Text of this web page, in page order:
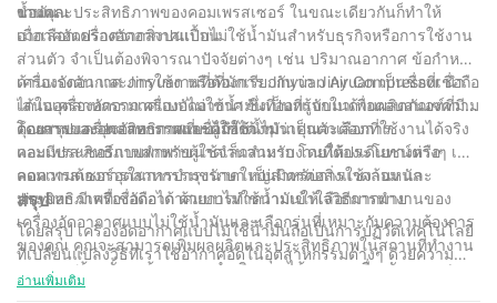
น้ำมัน
งานและประสิทธิภาพของคอมเพรสเซอร์ ในขณะเดียวกันก็ทำให้
อากาศอัดปราศจากสิ่งปนเปื้อน
ของคุณ
เมื่อเลือกเครื่องอัดอากาศแบบไม่ใช้น้ำมันสำหรับธุรกิจหรือการใช้งาน
ส่วนตัว จำเป็นต้องพิจารณาปัจจัยต่างๆ เช่น ปริมาณอากาศ ข้อกำหนด
ด้านแรงดัน และการใช้งานที่ต้องการ Jinyuan Air Compressor นำ
เสนอเครื่องอัดอากาศแบบไม่ใช้น้ำมันที่ออกแบบมาเพื่อตอบสนองความ
ต้องการของอุตสาหกรรมและผู้ใช้ต่างๆ
เครื่องอัดอากาศ Jinyuan หรือที่มักเรียกกันว่า Jinyuan เป็นชื่อที่เชื่อถือ
ได้ในอุตสาหกรรมเครื่องอัดอากาศ ซึ่งเป็นที่รู้จักในด้านผลิตภัณฑ์ที่มี
คุณภาพและประสิทธิภาพที่เชื่อถือได้ ไม่ว่าคุณจะต้องการ
คอมเพรสเซอร์แบบพกพาขนาดเล็กสำหรับงานที่ต้องเดินทางหรือ
คอมเพรสเซอร์อุตสาหกรรมขนาดใหญ่สำหรับการใช้งานหนัก
Jinyuan มีเครื่องอัดอากาศแบบไม่ใช้น้ำมันให้เลือกมากมาย
โดยสรุป เครื่องอัดอากาศแบบไม่ใช้น้ำมันเป็นตัวเลือกที่ใช้งานได้จริง
และมีประสิทธิภาพสำหรับผู้ใช้จำนวนมาก โดยให้ประโยชน์ต่างๆ เช่น
ลดความต้องการในการบำรุงรักษา เป็นมิตรต่อสิ่งแวดล้อม และ
ประสิทธิภาพที่เชื่อถือได้ ด้วยการทำความเข้าใจวิธีการทำงานของ
เครื่องอัดอากาศแบบไม่ใช้น้ำมันและเลือกรุ่นที่เหมาะกับความต้องการ
ของคุณ คุณจะสามารถเพิ่มผลผลิตและประสิทธิภาพในสถานที่ทำงาน
ของคุณพร้อมทั้งลดต้นทุนการดำเนินงานได้ ลองดูเครื่องอัดอากาศ
แบบไม่ใช้น้ำมันของ Jinyuan Air Compressor เพื่อค้นหาโซลูชั่นที่
สรุป
โดยสรุป เครื่องอัดอากาศแบบไม่ใช้น้ำมันถือเป็นการปฏิวัติเทคโนโลยี
ที่เปลี่ยนแปลงวิธีที่เราใช้อากาศอัดในอุตสาหกรรมต่างๆ ด้วยความ
สามารถในการทำงานโดยไม่จำเป็นต้องใช้น้ำมันหล่อลื่น
อ่านเพิ่มเติม